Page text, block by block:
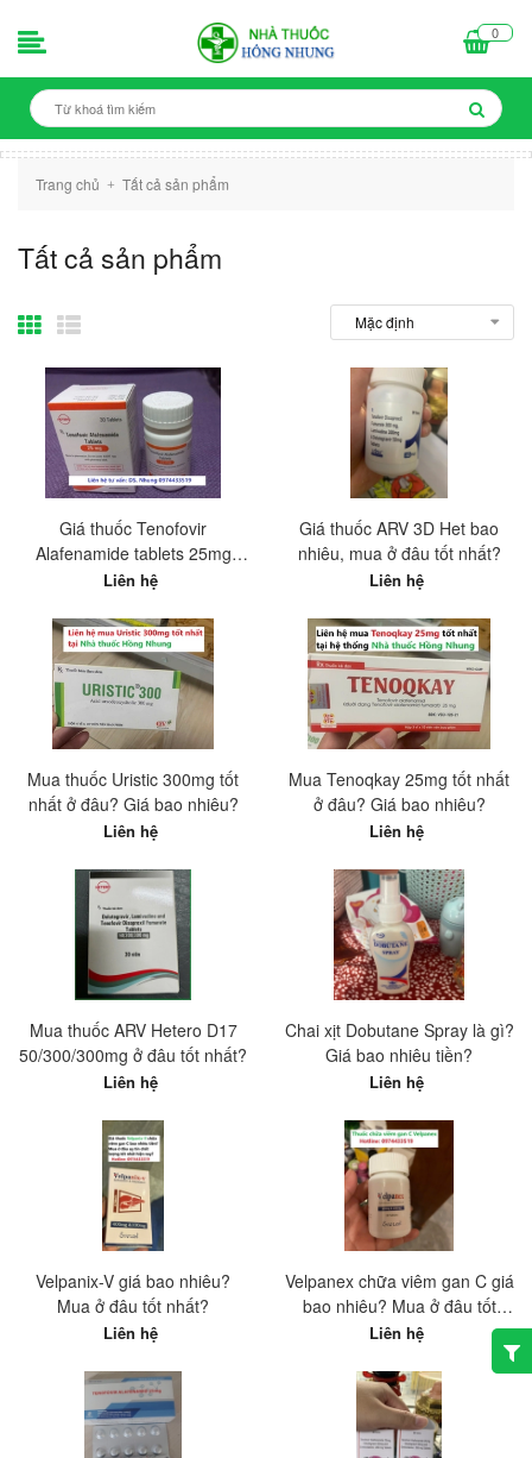
0
Trang chủ + Tất cả sản phẩm
Tất cả sản phẩm
Giá thuốc Tenofovir
Alafenamide tablets 25mg
Hetero Ấn Độ? Mua ở đâu tốt
Liên hệ
Giá thuốc ARV 3D Het bao
nhiêu, mua ở đâu tốt nhất?
Liên hệ
Mua thuốc Uristic 300mg tốt
nhất ở đâu? Giá bao nhiêu?
Liên hệ
Mua Tenoqkay 25mg tốt nhất
ở đâu? Giá bao nhiêu?
Liên hệ
Mua thuốc ARV Hetero D17
50/300/300mg ở đâu tốt nhất?
Liên hệ
Chai xịt Dobutane Spray là gì?
Giá bao nhiêu tiền?
Liên hệ
Velpanix-V giá bao nhiêu?
Mua ở đâu tốt nhất?
Liên hệ
Velpanex chữa viêm gan C giá
bao nhiêu? Mua ở đâu tốt
nhất?
Liên hệ